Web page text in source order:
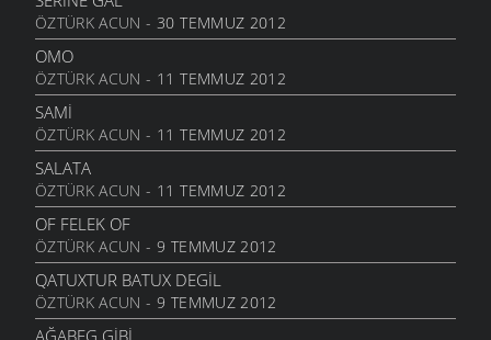
9 TEMMUZ 2007
SAKALIN BAMBI
9 TEMMUZ 2007
SAKALIN BAMBI
9 TEMMUZ 2007
AYI POSTU
9 TEMMUZ 2007
KAYMAKAM
9 TEMMUZ 2007
YEMESİ YOK
9 TEMMUZ 2007
KAZMANIN SAPI
SIÇANDAN DOĞAN
ATASÖZLERI
URUSUN BEŞ KAPIKI
ATASÖZLERI
HARMANA GIREN
ATASÖZLERI
OTARDIĞIM DANA
ATASÖZLERI- 7 EKIM 2006
HEM HIZAN
ATASÖZLERI- 6 EKIM 2006
SIZDE
ATASÖZLERI- 13 EYLÜL 2006
ÖZTÜRK ACUN - 30 TEMMUZ 2012
OMO
ÖZTÜRK ACUN - 11 TEMMUZ 2012
SAMI
ÖZTÜRK ACUN - 11 TEMMUZ 2012
SALATA
ÖZTÜRK ACUN - 11 TEMMUZ 2012
OF FELEK OF
ÖZTÜRK ACUN - 9 TEMMUZ 2012
QATUXTUR BATUX DEGIL
ÖZTÜRK ACUN - 9 TEMMUZ 2012